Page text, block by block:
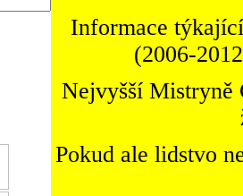
Informace
(2006-
Nejvyšší Mistryně
Pokud ale lidstvo